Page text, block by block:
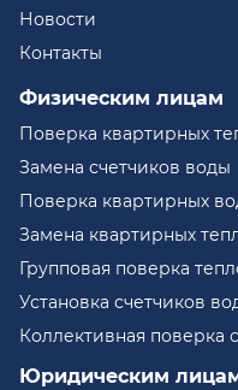
Новости
Контакты
Физическим лицам
Поверка квартирных
Замена счетчиков воды
Поверка квартирных
Замена квартирных
Групповая поверка
Установка счетчиков
Коллективная поверка
Юридическим